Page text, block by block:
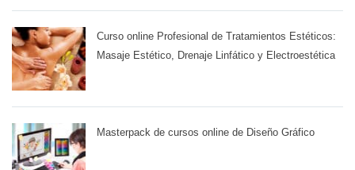
Curso online Profesional de Tratamientos Estéticos:
Masaje Estético, Drenaje Linfático y Electroestética
Masterpack de cursos online de Diseño Gráfico